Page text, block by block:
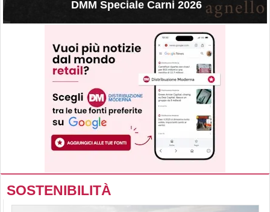
DMM Speciale Carni 2026
SOSTENIBILITÀ